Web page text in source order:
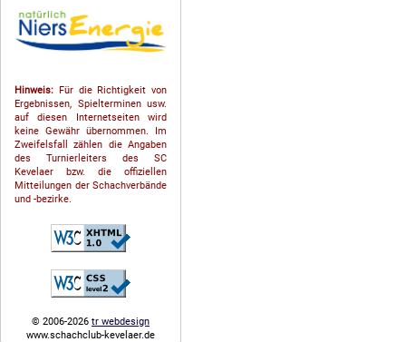
Hinweis: Für die Richtigkeit von
Ergebnissen, Spielterminen usw.
auf diesen Internetseiten wird
keine Gewähr übernommen. Im
Zweifelsfall zählen die Angaben
des Turnierleiters des SC
Kevelaer bzw. die offiziellen
Mitteilungen der Schach­ver­bände
und -bezirke.
© 2006-2026 tr webdesign
www.schachclub-kevelaer.de